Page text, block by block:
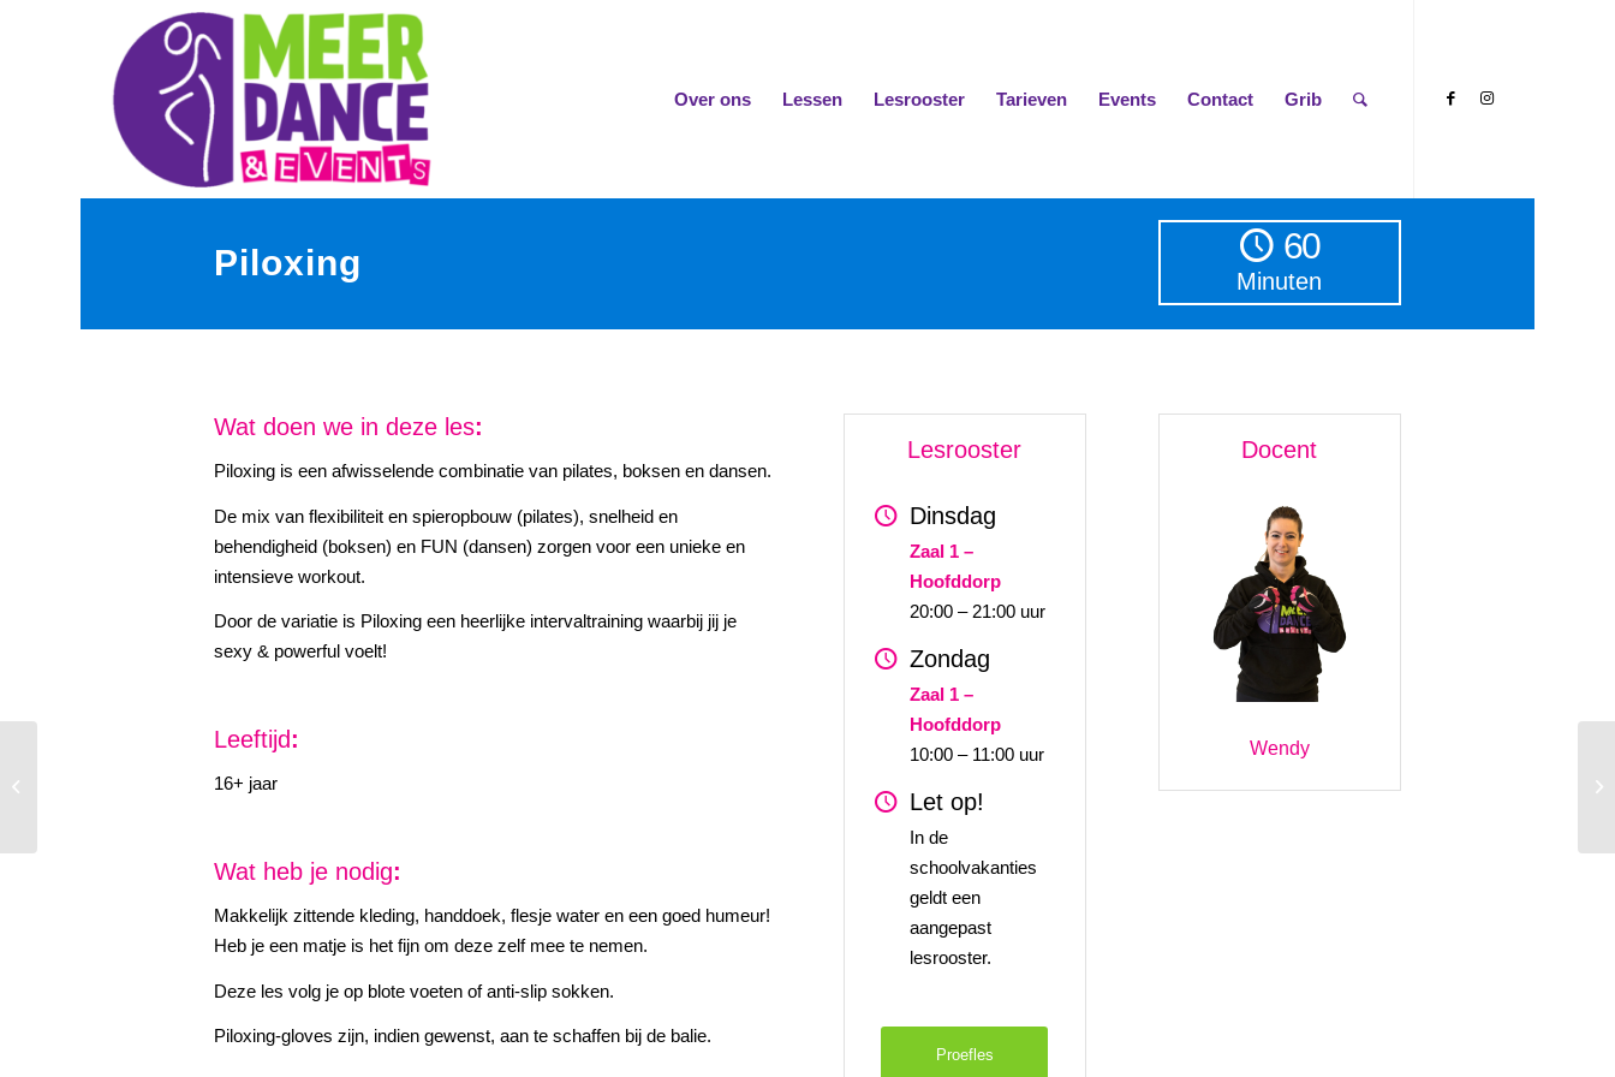
Over ons Lessen Lesrooster Tarieven Events Contact Grib
Piloxing 60
Minuten
Wat doen we in deze les:
Piloxing is een afwisselende combinatie van pilates, boksen en dansen.
De mix van flexibiliteit en spieropbouw (pilates), snelheid en
behendigheid (boksen) en FUN (dansen) zorgen voor een unieke en
intensieve workout.
Door de variatie is Piloxing een heerlijke intervaltraining waarbij jij je
sexy & powerful voelt!
Leeftijd :
16+ jaar
Wat heb je nodig:
Makkelijk zittende kleding, handdoek, flesje water en een goed humeur!
Heb je een matje is het fijn om deze zelf mee te nemen.
Deze les volg je op blote voeten of anti-slip sokken.
Piloxing-gloves zijn, indien gewenst, aan te schaffen bij de balie.
Lesrooster
Dinsdag
Zaal 1 –
Hoofddorp
20:00 – 21:00 uur
Zondag
Zaal 1 –
Hoofddorp
10:00 – 11:00 uur
Let op!
In de
schoolvakanties
geldt een
aangepast
lesrooster.
Proefles
Docent
Wendy